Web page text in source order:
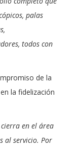
palas
todos con
de la
la fidelización
en el área
al servicio. Por